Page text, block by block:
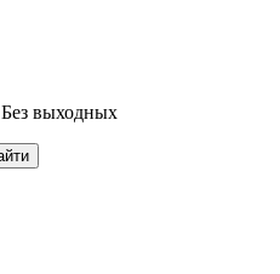
Без выходных